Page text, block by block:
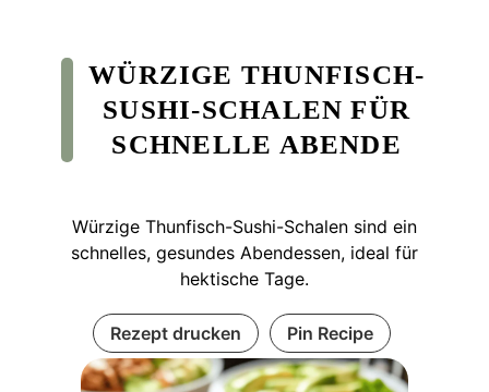
WÜRZIGE THUNFISCH-
SUSHI-SCHALEN FÜR
SCHNELLE ABENDE
Würzige Thunfisch-Sushi-Schalen sind ein
schnelles, gesundes Abendessen, ideal für
hektische Tage.
Rezept drucken Pin Recipe